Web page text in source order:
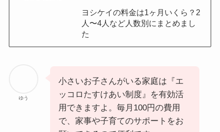
ヨシケイの料金は1ヶ月いくら？2
人〜4人など人数別にまとめまし
た
ゆう
小さいお子さんがいる家庭は『エ
ッコロたすけあい制度』を有効活
用できますよ。毎月100円の費用
で、家事や子育てのサポートをお